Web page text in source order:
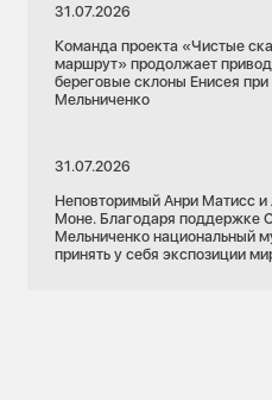
31.07.2026
Команда проекта «Чистые
маршрут» продолжает
береговые склоны Енисея
Мельниченко
31.07.2026
Неповторимый Анри Матисс
Моне. Благодаря поддержке
Мельниченко национальный
принять у себя экспозиции